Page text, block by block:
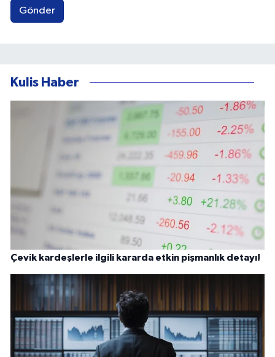
Gönder
Kulis Haber
Çevik kardeşlerle ilgili kararda etkin pişmanlık detayı!